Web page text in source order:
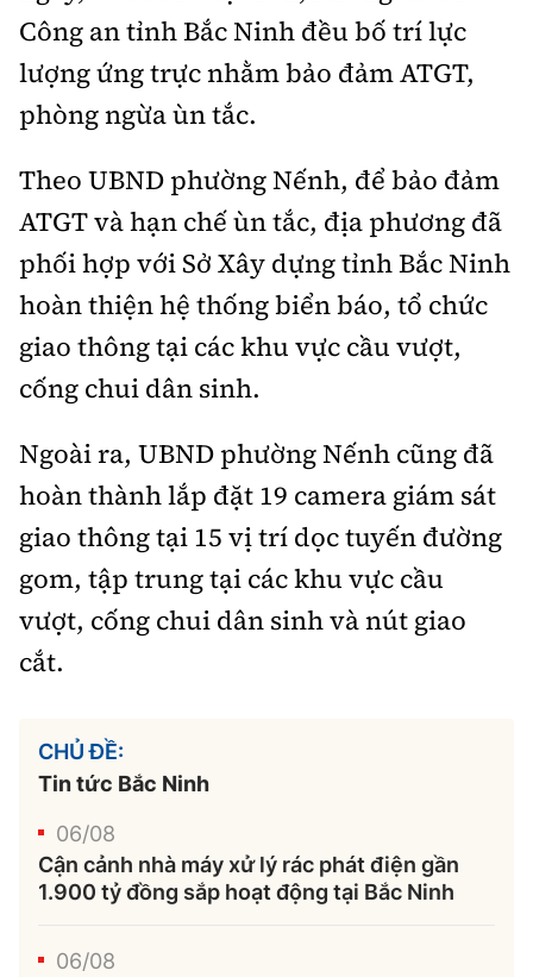
Công an tỉnh Bắc Ninh đều bố trí lực
lượng ứng trực nhằm bảo đảm ATGT,
phòng ngừa ùn tắc.
Theo UBND phường Nếnh, để bảo đảm
ATGT và hạn chế ùn tắc, địa phương đã
phối hợp với Sở Xây dựng tỉnh Bắc Ninh
hoàn thiện hệ thống biển báo, tổ chức
giao thông tại các khu vực cầu vượt,
cống chui dân sinh.
Ngoài ra, UBND phường Nếnh cũng đã
hoàn thành lắp đặt 19 camera giám sát
giao thông tại 15 vị trí dọc tuyến đường
gom, tập trung tại các khu vực cầu
vượt, cống chui dân sinh và nút giao
cắt.
CHỦ ĐỀ:
Tin tức Bắc Ninh
06/08
Cận cảnh nhà máy xử lý rác phát điện gần
1.900 tỷ đồng sắp hoạt động tại Bắc Ninh
06/08